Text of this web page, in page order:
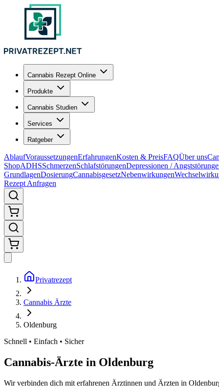
Cannabis Rezept Online
Produkte
Cannabis Studien
Services
Ratgeber
AblaufVoraussetzungenErfahrungenKosten & PreisFAQÜber uns
ShopADHSSchmerzenSchlafstörungenDepressionen /
GrundlagenDosierungCannabisgesetzNebenwirkungen
Rezept Anfragen
Privatrezept
Cannabis Ärzte
Oldenburg
Schnell • Einfach • Sicher
Cannabis-Ärzte in Oldenburg
Wir verbinden dich mit erfahrenen Ärztinnen und Ärzten in